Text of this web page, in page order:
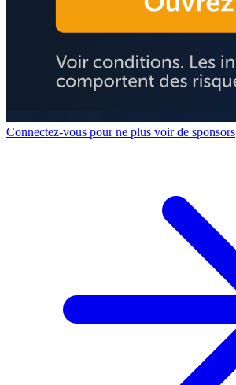
Connectez-vous pour ne plus voir de sponsors